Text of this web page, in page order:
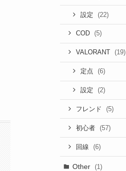
設定 (22)
COD (5)
VALORANT (19)
定点 (6)
設定 (2)
フレンド (5)
初心者 (57)
回線 (6)
Other (1)